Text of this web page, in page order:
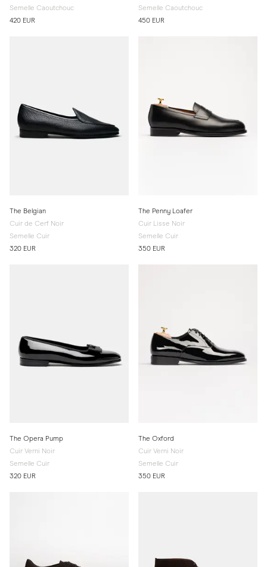
Semelle Caoutchouc
420 EUR
Semelle Caoutchouc
450 EUR
The Belgian
Cuir de Cerf Noir
Semelle Cuir
320 EUR
The Penny Loafer
Cuir Lisse Noir
Semelle Cuir
350 EUR
The Opera Pump
Cuir Verni Noir
Semelle Cuir
320 EUR
The Oxford
Cuir Verni Noir
Semelle Cuir
350 EUR